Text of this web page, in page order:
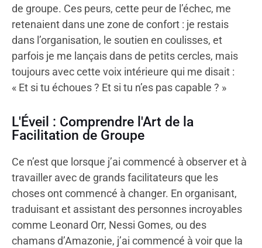
de groupe. Ces peurs, cette peur de l’échec, me
retenaient dans une zone de confort : je restais
dans l’organisation, le soutien en coulisses, et
parfois je me lançais dans de petits cercles, mais
toujours avec cette voix intérieure qui me disait :
« Et si tu échoues ? Et si tu n’es pas capable ? »
L'Éveil : Comprendre l'Art de la
Facilitation de Groupe
Ce n’est que lorsque j’ai commencé à observer et à
travailler avec de grands facilitateurs que les
choses ont commencé à changer. En organisant,
traduisant et assistant des personnes incroyables
comme Leonard Orr, Nessi Gomes, ou des
chamans d’Amazonie, j’ai commencé à voir que la